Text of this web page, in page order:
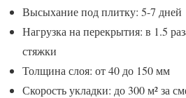
Высыхание под плитку: 5-7 дней
Нагрузка на перекрытия: в 1.5
стяжки
Толщина слоя: от 40 до 150 мм
Скорость укладки: до 300 м² за